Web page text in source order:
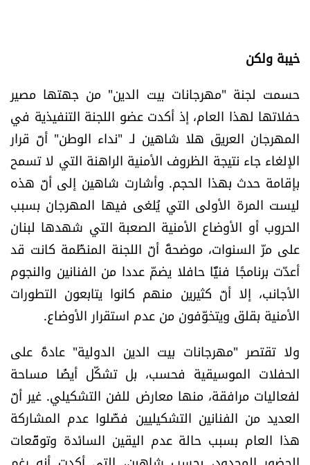
خيبة ولكن
حسمت لجنة "مهرجانات بيت الدين" من جهتها مصير
حفلاتها لهذا العام، إذ أكدت عضو اللجنة التنفيذية في
المهرجان العريق هلا شاهين لـ "نداء الوطن" أنّ قرار
الإلغاء جاء نتيجة الظروف الأمنية الراهنة التي لا تسمح
بإقامة حدث بهذا الحجم. وأشارت شاهين إلى أنّ هذه
ليست المرة الأولى التي يُلغى فيها المهرجان بسبب
الحروب أو الأوضاع الأمنية الصعبة التي شهدها لبنان
على مرّ السنوات، موضحةً أنّ اللجنة المنظّمة كانت قد
أعدّت برنامجًا فنيًّا حافلا يضمّ عددا من الفنانين والنجوم
الأجانب، إلا أنّ كثيرين منهم كانوا يتابعون التطورات
الأمنية بقلق ويتخوّفون من عدم استقرار الأوضاع.
ولا تقتصر "مهرجانات بيت الدين الدولية" عادةً على
الحفلات الموسيقية فحسب، بل تشكّل أيضًا مساحة
لفعاليات مرافقة، منها معارض للفن التشكيلي. غير أنّ
العديد من الفنانين التشكيليين فضّلوا عدم المشاركة
هذا العام بسبب حالة عدم اليقين السائدة وتوقّعات